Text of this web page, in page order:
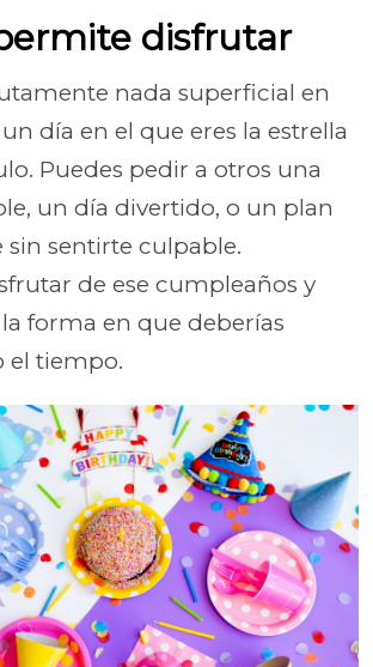
disfrutar
nada superficial en
día en el que eres la estrella
Puedes pedir a otros una
un día divertido, o un plan
sentirte culpable.
de ese cumpleaños y
forma en que deberías
el tiempo.